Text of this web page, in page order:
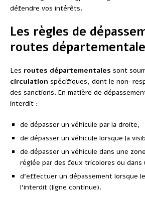
défendre vos intérêts.
Les règles de
routes
Les routes départementales sont
circulation spécifiques, dont le non-
des sanctions. En matière de
interdit :
de dépasser un véhicule par la droite,
de dépasser un véhicule lorsque la
de dépasser un véhicule dans une
réglée par des feux tricolores ou
d’effectuer un dépassement lorsque
l’interdit (ligne continue).